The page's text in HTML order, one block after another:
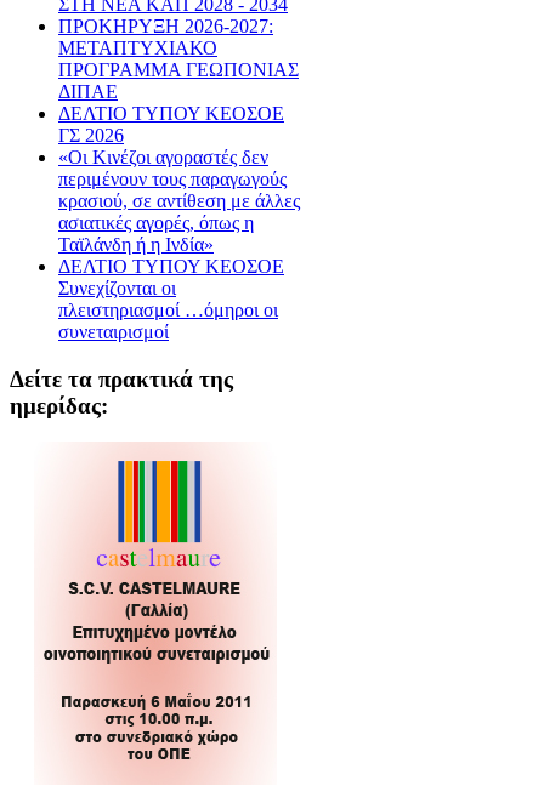
ΠΡΟΚΗΡΥΞΗ 2026-2027:
ΜΕΤΑΠΤΥΧΙΑΚΟ
ΠΡΟΓΡΑΜΜΑ ΓΕΩΠΟΝΙΑΣ
ΔΙΠΑΕ
ΔΕΛΤΙΟ ΤΥΠΟΥ ΚΕΟΣΟΕ
ΓΣ 2026
«Οι Κινέζοι αγοραστές δεν
περιμένουν τους παραγωγούς
κρασιού, σε αντίθεση με άλλες
ασιατικές αγορές, όπως η
Ταϊλάνδη ή η Ινδία»
ΔΕΛΤΙΟ ΤΥΠΟΥ ΚΕΟΣΟΕ
Συνεχίζονται οι
πλειστηριασμοί …όμηροι οι
συνεταιρισμοί
Δείτε τα πρακτικά της
ημερίδας: